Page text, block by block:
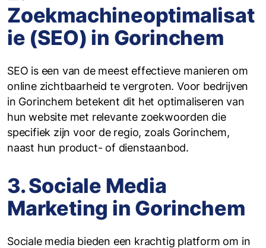
Zoekmachineoptimalisat
ie (SEO) in Gorinchem
SEO is een van de meest effectieve manieren om
online zichtbaarheid te vergroten. Voor bedrijven
in Gorinchem betekent dit het optimaliseren van
hun website met relevante zoekwoorden die
specifiek zijn voor de regio, zoals Gorinchem,
naast hun product- of dienstaanbod.
3. Sociale Media
Marketing in Gorinchem
Sociale media bieden een krachtig platform om in